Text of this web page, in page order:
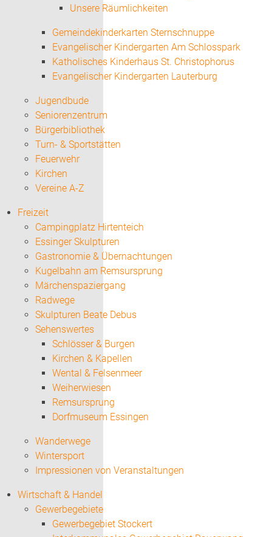
Unsere Räumlichkeiten
Gemeindekinderkarten Sternschnuppe
Evangelischer Kindergarten Am Schlosspark
Katholisches Kinderhaus St. Christophorus
Evangelischer Kindergarten Lauterburg
Jugendbude
Seniorenzentrum
Bürgerbibliothek
Turn- & Sportstätten
Feuerwehr
Kirchen
Vereine A-Z
Freizeit
Campingplatz Hirtenteich
Essinger Skulpturen
Gastronomie & Übernachtungen
Kugelbahn am Remsursprung
Märchenspaziergang
Radwege
Skulpturen Beate Debus
Sehenswertes
Schlösser & Burgen
Kirchen & Kapellen
Wental & Felsenmeer
Weiherwiesen
Remsursprung
Dorfmuseum Essingen
Wanderwege
Wintersport
Impressionen von Veranstaltungen
Wirtschaft & Handel
Gewerbegebiete
Gewerbegebiet Stockert